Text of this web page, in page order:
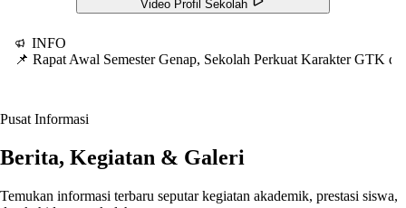
Video Profil Sekolah
INFO
📌 Rapat Awal Semester Genap, Sekolah Perkuat Karakter GTK
Pusat Informasi
Berita, Kegiatan & Galeri
Temukan informasi terbaru seputar kegiatan akademik, prestasi siswa,